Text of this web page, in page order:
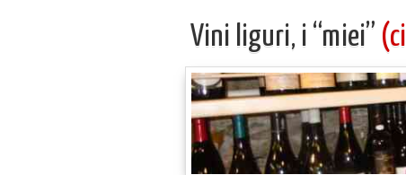
Vini liguri, i “miei”